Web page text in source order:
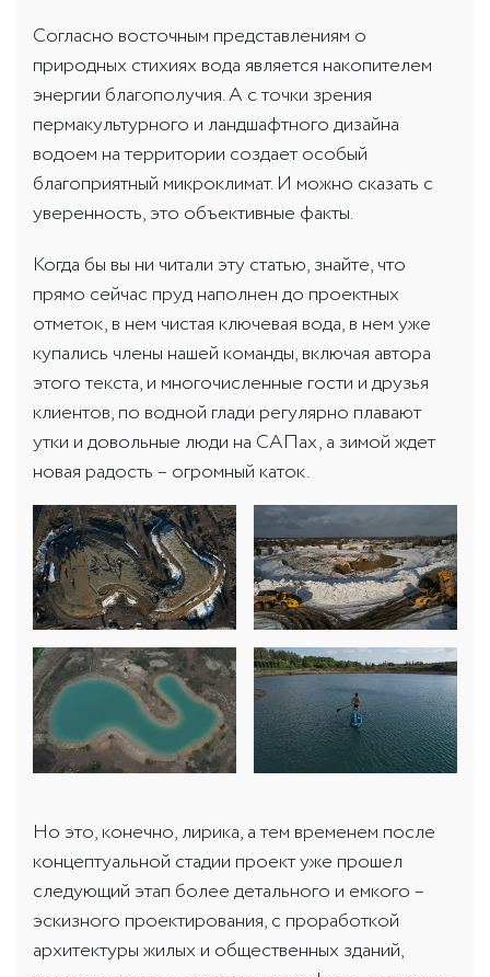
Согласно восточным представлениям о
природных стихиях вода является накопителем
энергии благополучия. А с точки зрения
пермакультурного и ландшафтного дизайна
водоем на территории создает особый
благоприятный микроклимат. И можно сказать с
уверенность, это объективные факты.
Когда бы вы ни читали эту статью, знайте, что
прямо сейчас пруд наполнен до проектных
отметок, в нем чистая ключевая вода, в нем уже
купались члены нашей команды, включая автора
этого текста, и многочисленные гости и друзья
клиентов, по водной глади регулярно плавают
утки и довольные люди на САПах, а зимой ждет
новая радость – огромный каток.
Но это, конечно, лирика, а тем временем после
концептуальной стадии проект уже прошел
следующий этап более детального и емкого –
эскизного проектирования, с проработкой
архитектуры жилых и общественных зданий,